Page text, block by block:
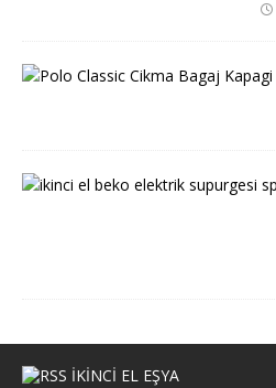
IKINCI EL EŞYA